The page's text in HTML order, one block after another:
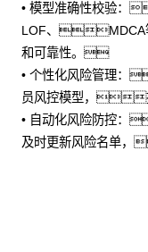
• 模型准确性校验：
LOF、MDCA
和可靠性。
• 个性化风险管理：
员风控模型，
• 自动化风险防控：
及时更新风险名单